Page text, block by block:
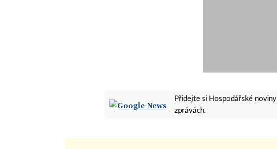
Přidejte si Hospodářské noviny
zprávách.